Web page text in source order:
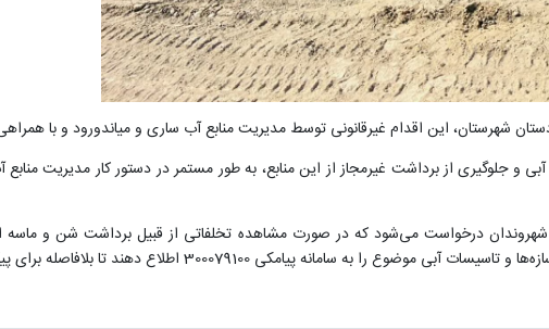
شهرستان، این اقدام غیرقانونی توسط مدیریت منابع آب ساری و میاندورود و با
و جلوگیری از برداشت غیرمجاز از این منابع، به طور مستمر در دستور کار مدیریت
شهروندان درخواست می‌شود که در صورت مشاهده تخلفاتی از قبیل برداشت شن و
پیامکی 300079100 اطلاع دهند تا بلافاصله برای پیگیری اقدام شود.